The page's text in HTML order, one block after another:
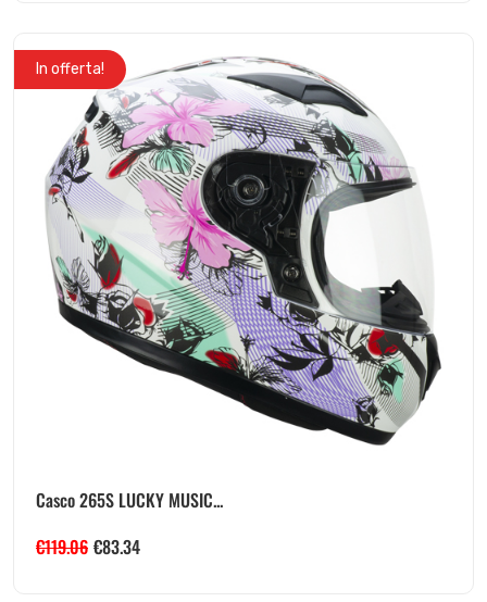
In offerta!
Casco 265S LUCKY MUSIC...
€119.06 €83.34